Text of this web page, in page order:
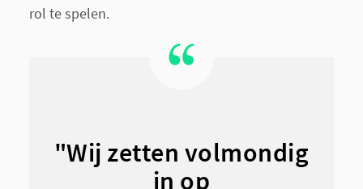
rol te spelen.
"Wij zetten volmondig
in op